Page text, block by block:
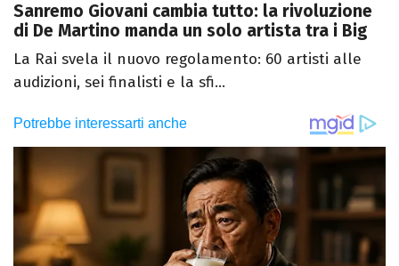
Sanremo Giovani cambia tutto: la rivoluzione
di De Martino manda un solo artista tra i Big
La Rai svela il nuovo regolamento: 60 artisti alle
audizioni, sei finalisti e la sfi...